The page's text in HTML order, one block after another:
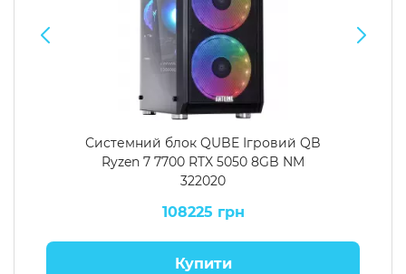
Системний блок QUBE Ігровий QB
Ryzen 7 7700 RTX 5050 8GB NM
322020
108225 грн
Купити